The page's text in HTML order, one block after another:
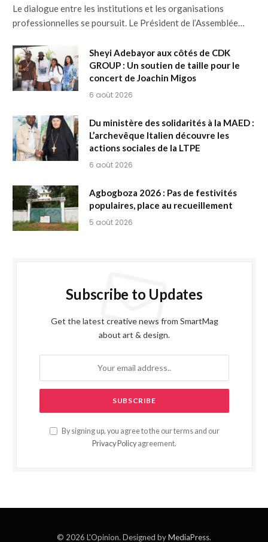
Le dialogue entre les institutions et les organisations
professionnelles se poursuit. Le Président de l’Assemblée…
Sheyi Adebayor aux côtés de CDK
GROUP : Un soutien de taille pour le
concert de Joachin Migos
6 août 2026
Du ministère des solidarités à la MAED :
L’archevêque Italien découvre les
actions sociales de la LTPE
6 août 2026
Agbogboza 2026 : Pas de festivités
populaires, place au recueillement
5 août 2026
Subscribe to Updates
Get the latest creative news from SmartMag
about art & design.
By signing up, you agree to the our terms and our
Privacy Policy agreement.
© 2026 L'Opinion. Designed byMediaPress.